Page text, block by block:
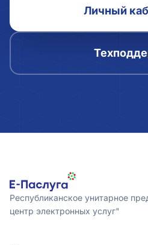
Личный
Республиканское унитарное
центр электронных услуг"